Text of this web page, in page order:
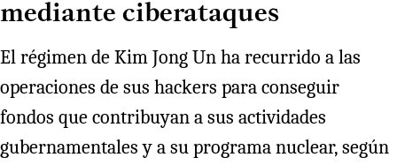
mediante ciberataques
El régimen de Kim Jong Un ha recurrido a las
operaciones de sus hackers para conseguir
fondos que contribuyan a sus actividades
gubernamentales y a su programa nuclear, según